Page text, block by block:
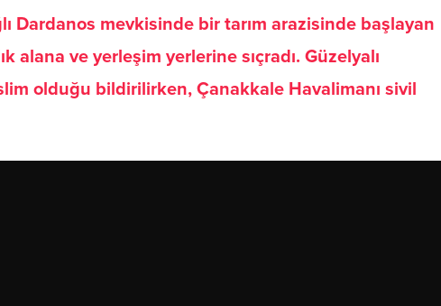
Dardanos mevkisinde bir tarım arazisinde başlayan
alana ve yerleşim yerlerine sıçradı. Güzelyalı
olduğu bildirilirken, Çanakkale Havalimanı sivil